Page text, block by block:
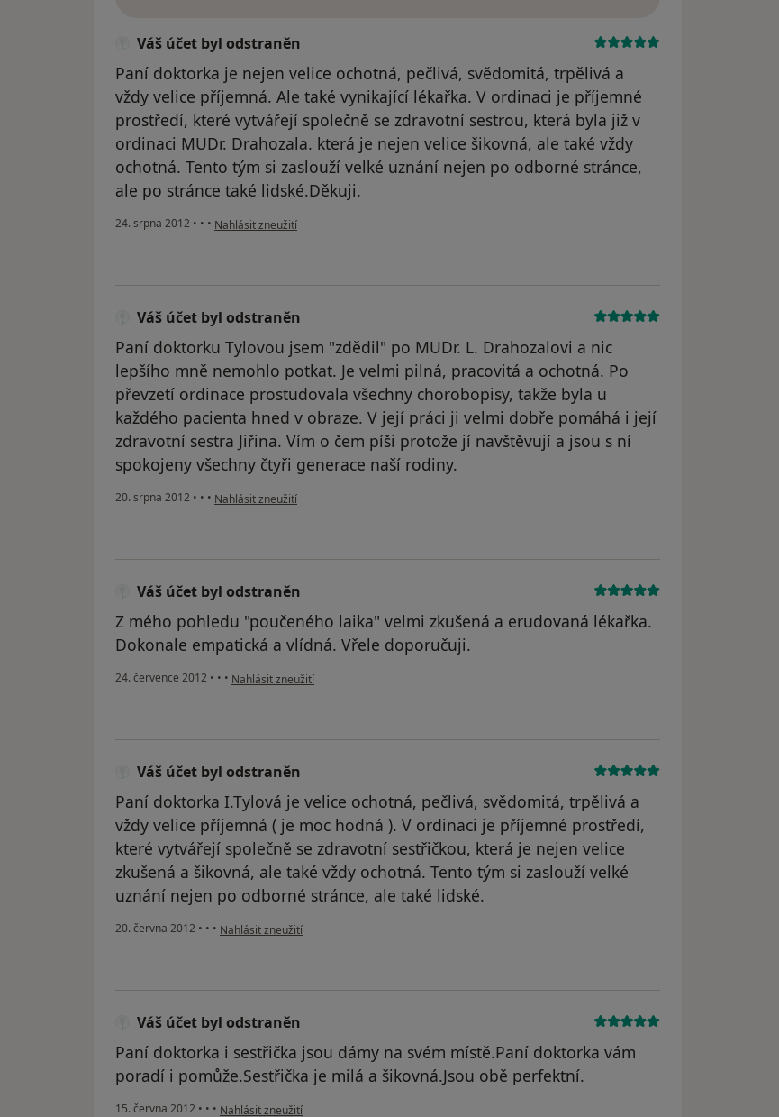
Váš účet byl odstraněn
Paní doktorka je nejen velice ochotná, pečlivá, svědomitá, trpělivá a
vždy velice příjemná. Ale také vynikající lékařka. V ordinaci je příjemné
prostředí, které vytvářejí společně se zdravotní sestrou, která byla již v
ordinaci MUDr. Drahozala. která je nejen velice šikovná, ale také vždy
ochotná. Tento tým si zaslouží velké uznání nejen po odborné stránce,
ale po stránce také lidské.Děkuji.
24. srpna 2012 • • • podle názoru uživatele Váš účet byl odstraněn
Nahlásit zneužití
Váš účet byl odstraněn
Paní doktorku Tylovou jsem "zdědil" po MUDr. L. Drahozalovi a nic
lepšího mně nemohlo potkat. Je velmi pilná, pracovitá a ochotná. Po
převzetí ordinace prostudovala všechny chorobopisy, takže byla u
každého pacienta hned v obraze. V její práci ji velmi dobře pomáhá i její
zdravotní sestra Jiřina. Vím o čem píši protože jí navštěvují a jsou s ní
spokojeny všechny čtyři generace naší rodiny.
20. srpna 2012 • • • podle názoru uživatele Váš účet byl odstraněn
Nahlásit zneužití
Váš účet byl odstraněn
Z mého pohledu "poučeného laika" velmi zkušená a erudovaná lékařka.
Dokonale empatická a vlídná. Vřele doporučuji.
24. července 2012 • • • podle názoru uživatele Váš účet byl odstraněn
Nahlásit zneužití
Váš účet byl odstraněn
Paní doktorka I.Tylová je velice ochotná, pečlivá, svědomitá, trpělivá a
vždy velice příjemná ( je moc hodná ). V ordinaci je příjemné prostředí,
které vytvářejí společně se zdravotní sestřičkou, která je nejen velice
zkušená a šikovná, ale také vždy ochotná. Tento tým si zaslouží velké
uznání nejen po odborné stránce, ale také lidské.
20. června 2012 • • • podle názoru uživatele Váš účet byl odstraněn
Nahlásit zneužití
Váš účet byl odstraněn
Paní doktorka i sestřička jsou dámy na svém místě.Paní doktorka vám
poradí i pomůže.Sestřička je milá a šikovná.Jsou obě perfektní.
15. června 2012 • • • podle názoru uživatele Váš účet byl odstraněn
Nahlásit zneužití